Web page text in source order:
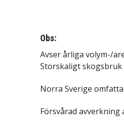
Obs:
Avser årliga volym-/
Storskaligt skogsbruk
Norra Sverige
Försvårad